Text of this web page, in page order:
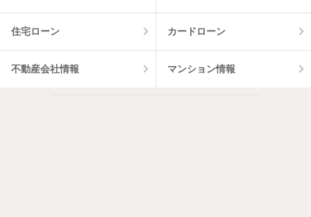
住宅ローン カードローン
不動産会社情報 マンション情報